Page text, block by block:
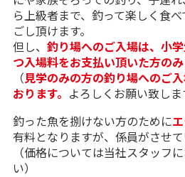
タニモト様
マダイ１１ シマアジ２ カンパ
スガ様
マダイ６ ハマチ１
※電話受付・お問い合わせ
泉南フィッシング・パークＳＡＺ
ら上級者まで、釣って楽しく食
ごし頂けます。
但し、 釣り場へのご入場は、小
つ入場料をお支払い頂いた方のみ
（見学のみの方の釣り場へのご
おります。 よろしくお願い致しま
釣った魚を捌けない方のために
有料となりますが、係員がさせて
（価格については当社スタッフ
い）